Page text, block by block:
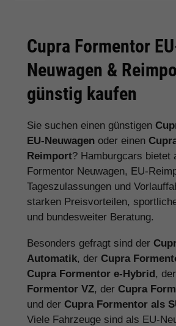
Cupra Formentor
Neuwagen &
günstig kaufen
Sie suchen einen günstigen
EU-Neuwagen oder einen
Reimport? Hamburgcars bietet
Formentor Neuwagen, EU-
Tageszulassungen und
starken Preisvorteilen,
und bundesweiter Beratung.
Besonders gefragt sind der
Automatik, der Cupra
Cupra Formentor e-Hybrid, der
Formentor VZ, der Cupra
und der Cupra Formentor als
Viele Fahrzeuge sind als EU-